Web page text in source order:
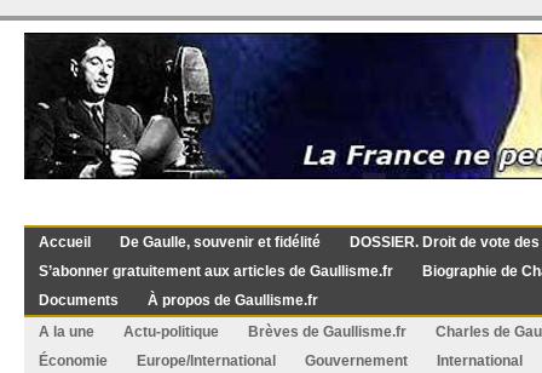
Accueil De Gaulle, souvenir et fidélité
DOSSIER. Droit de vote
S’abonner gratuitement aux articles de Gaullisme.fr
Biographie de
Documents
À propos de Gaullisme.fr
A la une
Actu-politique Brèves de Gaullisme.fr
Charles de
Économie
Europe/International Gouvernement
International